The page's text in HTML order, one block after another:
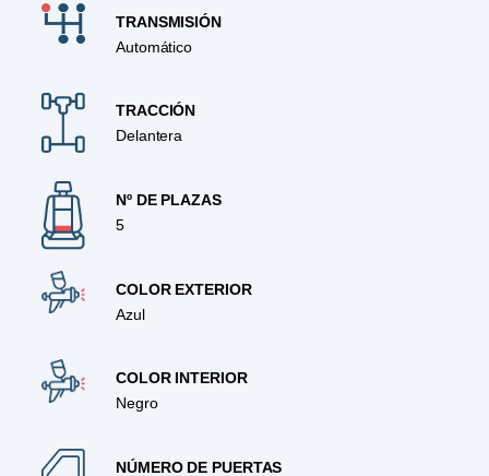
TRANSMISIÓN
Automático
TRACCIÓN
Delantera
Nº DE PLAZAS
5
COLOR EXTERIOR
Azul
COLOR INTERIOR
Negro
NÚMERO DE PUERTAS